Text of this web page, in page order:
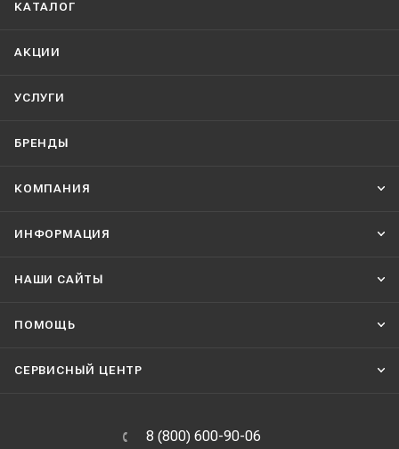
КАТАЛОГ
АКЦИИ
УСЛУГИ
БРЕНДЫ
КОМПАНИЯ
ИНФОРМАЦИЯ
НАШИ CАЙТЫ
ПОМОЩЬ
СЕРВИСНЫЙ ЦЕНТР
8 (800) 600-90-06